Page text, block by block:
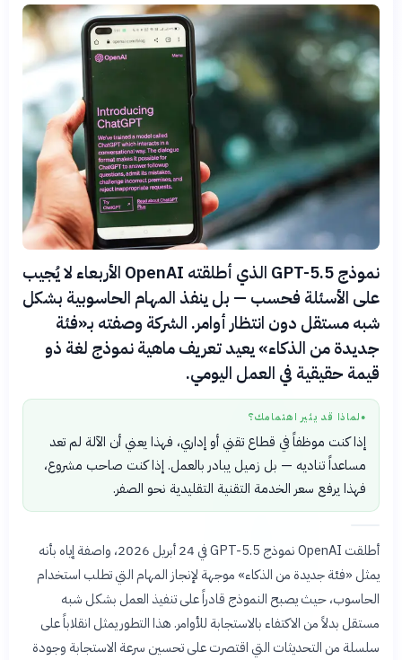
نموذج GPT-5.5 الذي أطلقته OpenAI الأربعاء لا يُجيب
على الأسئلة فحسب — بل ينفذ المهام الحاسوبية بشكل
شبه مستقل دون انتظار أوامر. الشركة وصفته بـ«فئة
جديدة من الذكاء» يعيد تعريف ماهية نموذج لغة ذو
قيمة حقيقية في العمل اليومي.
● لماذا قد يثير اهتمامك؟
إذا كنت موظفاً في قطاع تقني أو إداري، فهذا يعني أن الآلة لم تعد
مساعداً تناديه — بل زميل يبادر بالعمل. إذا كنت صاحب مشروع،
فهذا يرفع سعر الخدمة التقنية التقليدية نحو الصفر.
أطلقت OpenAI نموذج GPT-5.5 في 24 أبريل 2026، واصفة إياه بأنه
يمثل «فئة جديدة من الذكاء» موجهة لإنجاز المهام التي تطلب استخدام
الحاسوب، حيث يصبح النموذج قادراً على تنفيذ العمل بشكل شبه
مستقل بدلاً من الاكتفاء بالاستجابة للأوامر. هذا التطور يمثل انقلاباً على
سلسلة من التحديثات التي اقتصرت على تحسين سرعة الاستجابة وجودة